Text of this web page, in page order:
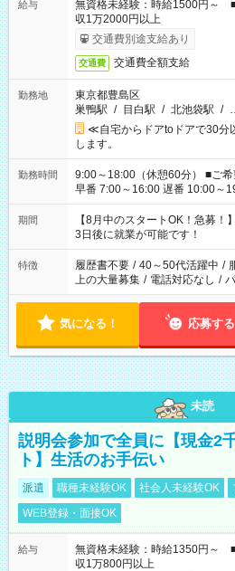
給与
無資格未経験：時給1500円
収1万2000円以上
交通費別途支給あり
交通費 交通費全額支給
勤務地
東京都豊島区
巣鴨駅 / 目白駅 / 北池袋駅 /
≪自宅からドアtoドアで30分
します。
勤務時間
9:00～18:00（休憩60分） ■ご希望があれば下記シフトもOK！
早番 7:00～16:00 遅番 10:00～
と休みを合わせたい」 「余裕を
「できれば残業はしたくない
ね。 ※Wワーク希望の方へ 今ご覧のお仕事で希望する勤務時間
と、もう1つのお仕事の勤務時
合は応募できません。
期間
【8月中のスタートOK！急募
3日後に就業が可能です！
特徴 履歴書不要 / 40～50代活躍中 /
上の大量募集 / 電話対応なし /
気になる！ 応募する
未読
説明会参加で全員に【現金2
ト】生活のお手伝い
派遣 職種未経験OK 社会人未経験OK
WEB登録・面接OK
給与
無資格未経験：時給1350円
収1万800円以上